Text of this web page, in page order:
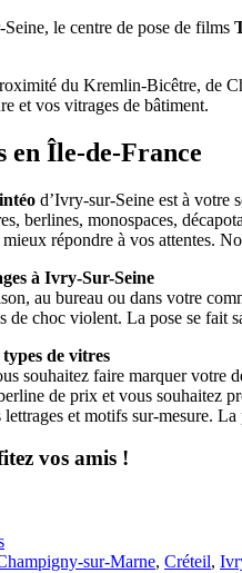
le centre de pose de films
du Kremlin-Bicêtre, de
et vos vitrages de bâtiment.
en Île-de-France
d’Ivry-sur-Seine est à votre
berlines, monospaces,
répondre à vos attentes.
à Ivry-Sur-Seine
au bureau ou dans votre
de choc violent. La pose se fait
de vitres
souhaitez faire marquer votre
de prix et vous souhaitez
et motifs sur-mesure.
vos amis !
sur-Marne, Créteil,